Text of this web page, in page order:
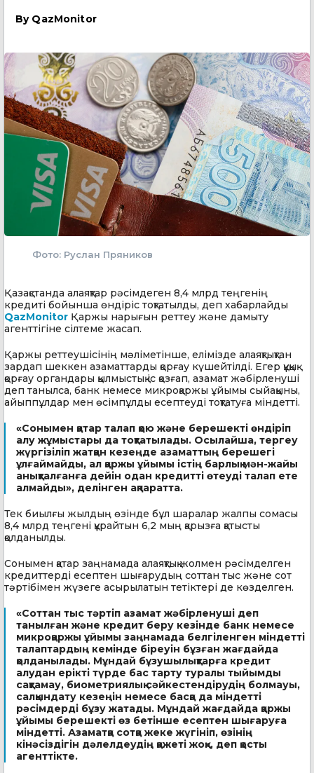
By QazMonitor
Фото: Руслан Пряников
Қазақстанда алаяқтар рәсімдеген 8,4 млрд теңгенің
кредиті бойынша өндіріс тоқтатылды, деп хабарлайды
QazMonitor Қаржы нарығын реттеу және дамыту
агенттігіне сілтеме жасап.
Қаржы реттеушісінің мәліметінше, елімізде алаяқтықтан
зардап шеккен азаматтарды қорғау күшейтілді. Егер құқық
қорғау органдары қылмыстық іс қозғап, азамат жәбірленуші
деп танылса, банк немесе микроқаржы ұйымы сыйақыны,
айыппұлдар мен өсімпұлды есептеуді тоқтатуға міндетті.
«Сонымен қатар талап қою және берешекті өндіріп
алу жұмыстары да тоқтатылады. Осылайша, тергеу
жүргізіліп жатқан кезеңде азаматтың берешегі
ұлғаймайды, ал қаржы ұйымы істің барлық мән-жайы
анықталғанға дейін одан кредитті өтеуді талап ете
алмайды», делінген ақпаратта.
Тек биылғы жылдың өзінде бұл шаралар жалпы сомасы
8,4 млрд теңгені құрайтын 6,2 мың қарызға қатысты
қолданылды.
Сонымен қатар заңнамада алаяқтық жолмен рәсімделген
кредиттерді есептен шығарудың соттан тыс және сот
тәртібімен жүзеге асырылатын тетіктері де көзделген.
«Соттан тыс тәртіп азамат жәбірленуші деп
танылған және кредит беру кезінде банк немесе
микроқаржы ұйымы заңнамада белгіленген міндетті
талаптардың кемінде біреуін бұзған жағдайда
қолданылады. Мұндай бұзушылықтарға кредит
алудан ерікті түрде бас тарту туралы тыйымды
сақтамау, биометриялық сәйкестендірудің болмауы,
салқындату кезеңін немесе басқа да міндетті
рәсімдерді бұзу жатады. Мұндай жағдайда қаржы
ұйымы берешекті өз бетінше есептен шығаруға
міндетті. Азаматқа сотқа жеке жүгініп, өзінің
кінәсіздігін дәлелдеудің қажеті жоқ», деп қосты
агенттікте.